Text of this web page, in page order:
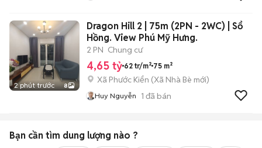
2 phút trước 8
Dragon Hill 2 | 75m (2PN - 2WC) | Sổ
Hồng. View Phú Mỹ Hưng.
2 PN Chung cư
4,65 tỷ 62 tr/m² 75 m²
Xã Phước Kiển (Xã Nhà Bè mới)
Huy Nguyễn 1 đã bán
Bạn cần tìm dung lượng nào ?